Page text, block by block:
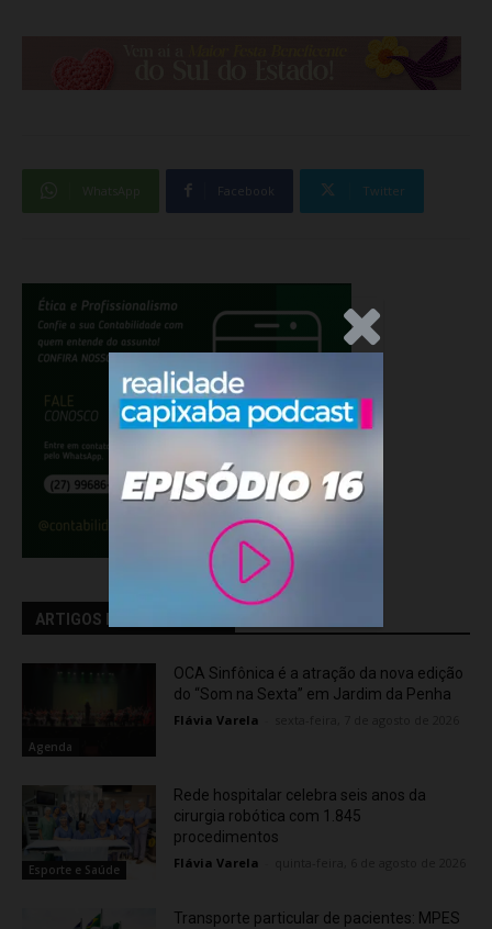
.Anúncio
Facebook Twitter
ARTIGOS RELACIONADOS
Agenda
OCA Sinfônica é a atração da nova edição
do “Som na Sexta” em Jardim da Penha
Flávia Varela
Esporte e Saúde
Rede hospitalar celebra seis anos da
cirurgia robótica com 1.845
procedimentos
Flávia Varela
Transporte particular de pacientes: MPES